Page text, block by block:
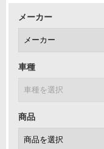
メーカー
車種
商品